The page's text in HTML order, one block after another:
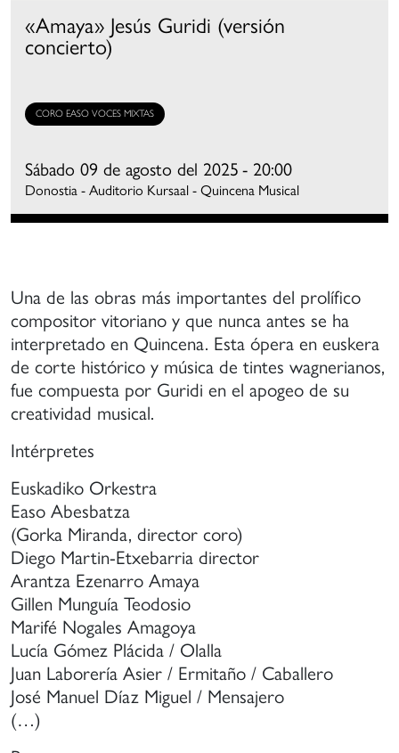
«Amaya» Jesús Guridi (versión
concierto)
CORO EASO VOCES MIXTAS
Sábado 09 de agosto del 2025- 20:00
Donostia - Auditorio Kursaal - Quincena Musical
Una de las obras más importantes del prolífico
compositor vitoriano y que nunca antes se ha
interpretado en Quincena. Esta ópera en euskera
de corte histórico y música de tintes wagnerianos,
fue compuesta por Guridi en el apogeo de su
creatividad musical.
Intérpretes
Euskadiko Orkestra
Easo Abesbatza
(Gorka Miranda, director coro)
Diego Martin-Etxebarria director
Arantza Ezenarro Amaya
Gillen Munguía Teodosio
Marifé Nogales Amagoya
Lucía Gómez Plácida / Olalla
Juan Laborería Asier / Ermitaño / Caballero
José Manuel Díaz Miguel / Mensajero
(…)